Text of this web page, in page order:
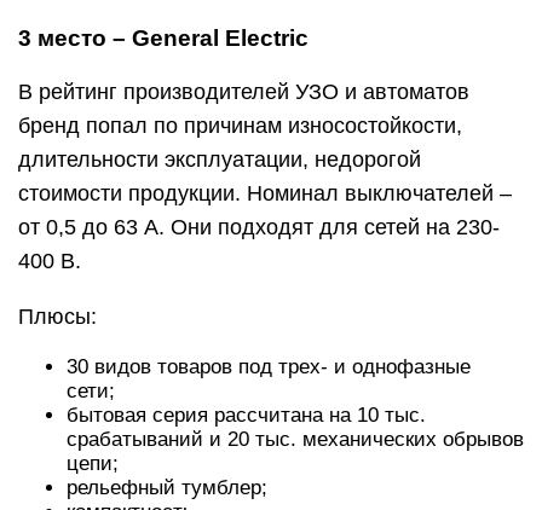
3 место – General Electric
В рейтинг производителей УЗО и автоматов
бренд попал по причинам износостойкости,
длительности эксплуатации, недорогой
стоимости продукции. Номинал выключателей –
от 0,5 до 63 А. Они подходят для сетей на 230-
400 В.
Плюсы:
30 видов товаров под трех- и однофазные
сети;
бытовая серия рассчитана на 10 тыс.
срабатываний и 20 тыс. механических обрывов
цепи;
рельефный тумблер;